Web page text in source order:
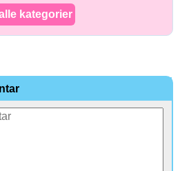
kategorier